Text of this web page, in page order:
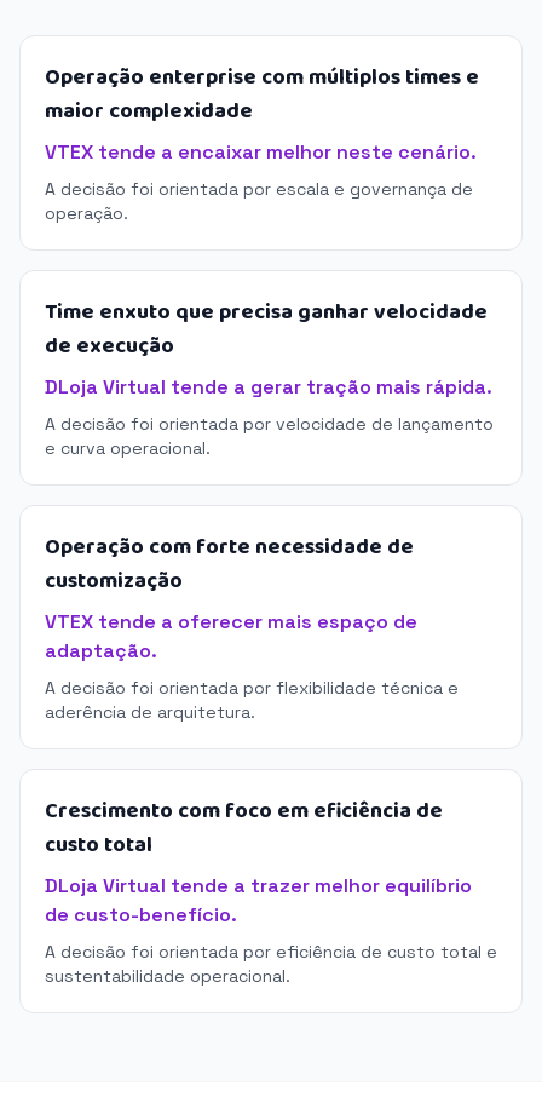
Operação enterprise com múltiplos times e
maior complexidade
VTEX tende a encaixar melhor neste cenário.
A decisão foi orientada por escala e governança de
operação.
Time enxuto que precisa ganhar velocidade
de execução
DLoja Virtual tende a gerar tração mais rápida.
A decisão foi orientada por velocidade de lançamento
e curva operacional.
Operação com forte necessidade de
customização
VTEX tende a oferecer mais espaço de
adaptação.
A decisão foi orientada por flexibilidade técnica e
aderência de arquitetura.
Crescimento com foco em eficiência de
custo total
DLoja Virtual tende a trazer melhor equilíbrio
de custo-benefício.
A decisão foi orientada por eficiência de custo total e
sustentabilidade operacional.